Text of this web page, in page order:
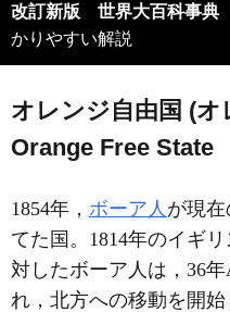
改訂新版 世界大百科事典
かりやすい解説
オレンジ自由国 (
Orange Free State
1854年， ボーア人 が現
てた国。1814年のイギ
対したボーア人は，36
れ，北方への移動を開始